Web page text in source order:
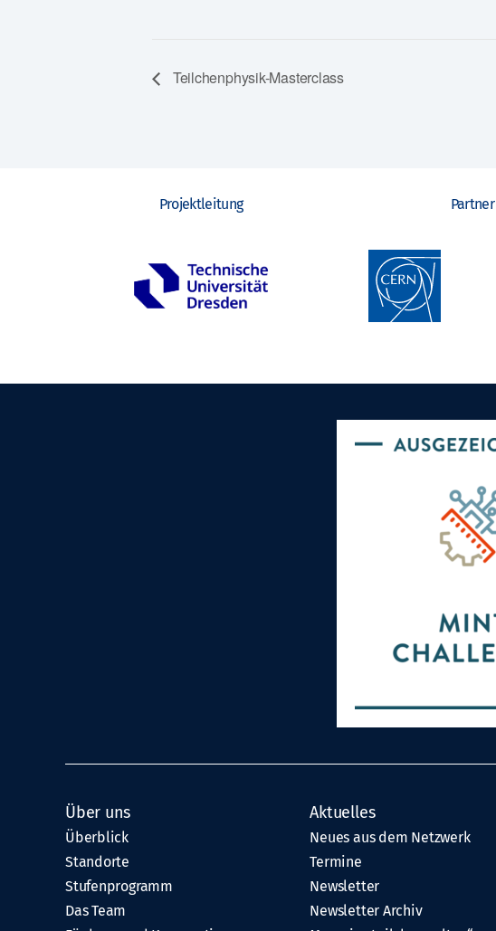
Teilchenphysik-Masterclass
Projektleitung Partner
Über uns
Überblick
Standorte
Stufenprogramm
Das Team
Aktuelles
Neues aus dem Netzwerk
Termine
Newsletter
Newsletter Archiv